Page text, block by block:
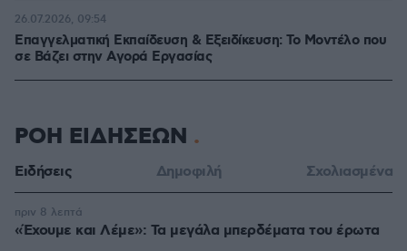
Επαγγελματική Εκπαίδευση & Εξειδίκευση: Το Mοντέλο που
σε Bάζει στην Aγορά Eργασίας
26.07.2026, 09:54
ΡΟΗ ΕΙΔΗΣΕΩΝ
Ειδήσεις Δημοφιλή Σχολιασμένα
«Έχουμε και Λέμε»: Τα μεγάλα μπερδέματα του έρωτα
πριν 8 λεπτά